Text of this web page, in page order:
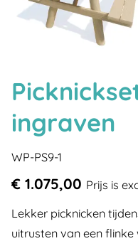
ingraven
WP-PS9-1
€ 1.075,00 Prijs is
Lekker picknicken
uitrusten van een